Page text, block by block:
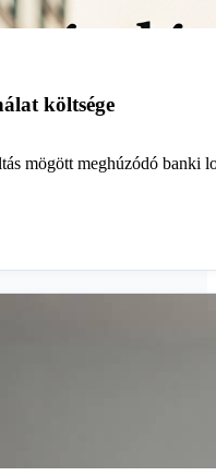
költsége
mögött meghúzódó banki